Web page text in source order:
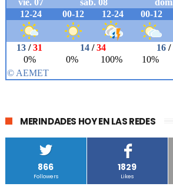
MERINDADES HOY EN LAS REDES
866
Followers
1829
Likes